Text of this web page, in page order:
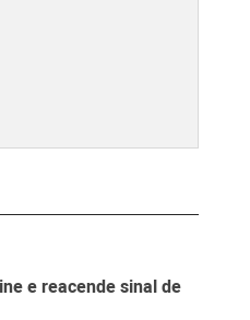
e reacende sinal de